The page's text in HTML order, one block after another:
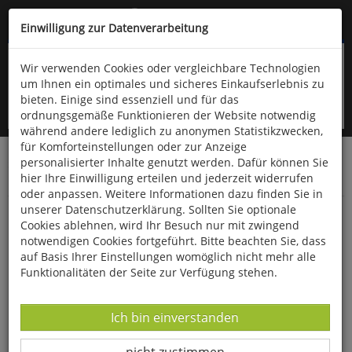
Kompletten Head der Seite überspringen
oder (06766) 9323-960
Startseite Bücher Downloads
Zeitschriften
Der Falke
Geheimnisvolle Nachtschwalben in
Deutschland und weltweit
Einwilligung zur Datenverarbeitung
Wir verwenden Cookies oder vergleichbare Technologien
um Ihnen ein optimales und sicheres Einkaufserlebnis zu
bieten. Einige sind essenziell und für das
ordnungsgemäße Funktionieren der Website notwendig
während andere lediglich zu anonymen Statistikzwecken,
für Komforteinstellungen oder zur Anzeige
personalisierter Inhalte genutzt werden. Dafür können Sie
hier Ihre Einwilligung erteilen und jederzeit widerrufen
oder anpassen. Weitere Informationen dazu finden Sie in
unserer Datenschutzerklärung. Sollten Sie optionale
Cookies ablehnen, wird Ihr Besuch nur mit zwingend
notwendigen Cookies fortgeführt. Bitte beachten Sie, dass
auf Basis Ihrer Einstellungen womöglich nicht mehr alle
Funktionalitäten der Seite zur Verfügung stehen.
Datenverarbeitung -
Ich bin einverstanden